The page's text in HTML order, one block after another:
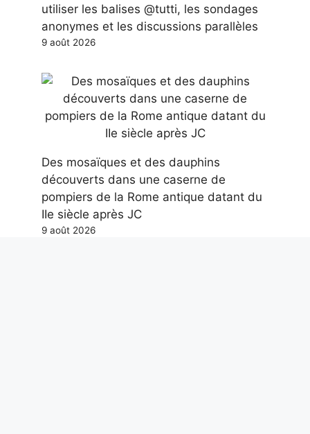
utiliser les balises @tutti, les sondages
anonymes et les discussions parallèles
9 août 2026
Des mosaïques et des dauphins
découverts dans une caserne de
pompiers de la Rome antique datant du
IIe siècle après JC
9 août 2026